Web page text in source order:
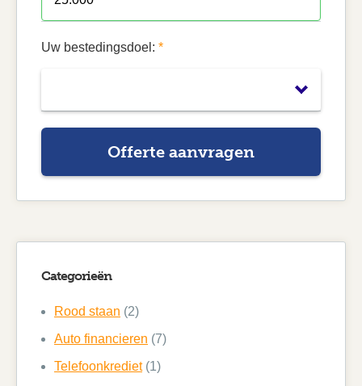
Uw bestedingsdoel: *
Offerte aanvragen
Categorieën
Rood staan (2)
Auto financieren (7)
Telefoonkrediet(1)